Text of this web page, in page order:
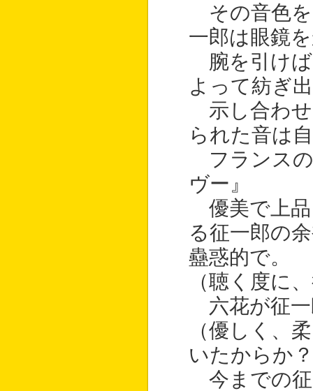
その音色を
一郎は眼鏡
腕を引けば
よって紡ぎ
示し合わせ
られた音は
フランスの
ヴー』
優美で上品
る征一郎の
蠱惑的で。
（聴く度に
六花が征一
（優しく、
いたからか
今までの征